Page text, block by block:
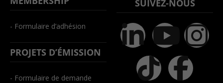
- Formulaire d’adhésion
PROJETS D’ÉMISSION
- Formulaire de demande
SUIVEZ-NOUS